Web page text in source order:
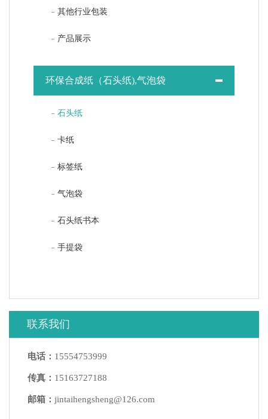
其他行业包装
产品展示
环保合成纸（石头纸),气泡袋
石头纸
卡纸
标签纸
气泡袋
石头纸书本
手提袋
联系我们
电话： 15554753999
传真： 15163727188
邮箱： jintaihengsheng@126.com